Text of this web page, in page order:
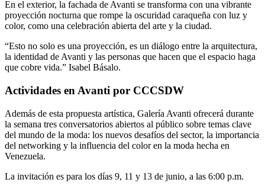
En el exterior, la fachada de Avanti se transforma con una vibrante
proyección nocturna que rompe la oscuridad caraqueña con luz y
color, como una celebración abierta del arte y la ciudad.
“Esto no solo es una proyección, es un diálogo entre la arquitectura,
la identidad de Avanti y las personas que hacen que el espacio haga
que cobre vida.” Isabel Básalo.
Actividades en Avanti por CCCSDW
Además de esta propuesta artística, Galería Avanti ofrecerá durante
la semana tres conversatorios abiertos al público sobre temas clave
del mundo de la moda: los nuevos desafíos del sector, la importancia
del networking y la influencia del color en la moda hecha en
Venezuela.
La invitación es para los días 9, 11 y 13 de junio, a las 6:00 p.m.